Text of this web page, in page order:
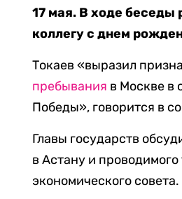
17 мая. В ходе беседы
коллегу с днем
Токаев «выразил
пребывания в Москве в
Победы», говорится в
Главы государств
в Астану и
экономического совета.